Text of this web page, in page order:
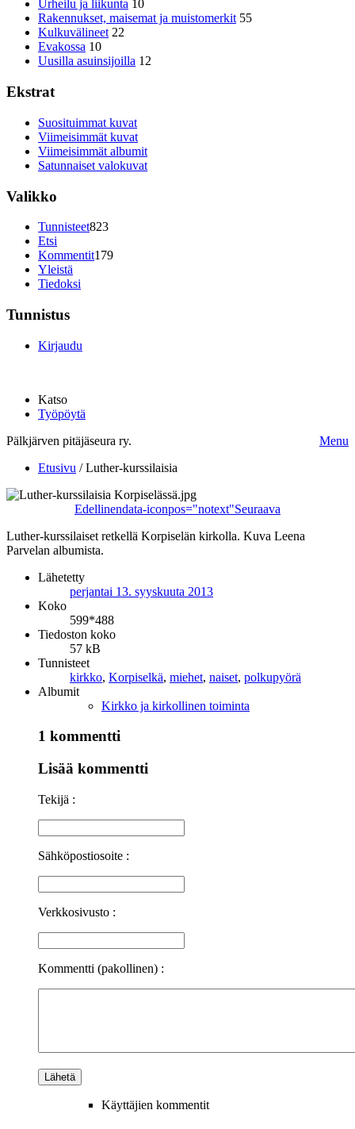
Urheilu ja liikunta 10
Rakennukset, maisemat ja muistomerkit 55
Kulkuvälineet 22
Evakossa 10
Uusilla asuinsijoilla 12
Ekstrat
Suosituimmat kuvat
Viimeisimmät kuvat
Viimeisimmät albumit
Satunnaiset valokuvat
Valikko
Tunnisteet823
Etsi
Kommentit179
Yleistä
Tiedoksi
Tunnistus
Kirjaudu
Katso
Työpöytä
Pälkjärven pitäjäseura ry.
Menu
Etusivu /Luther-kurssilaisia
Edellinendata-iconpos="notext"Seuraava
Luther-kurssilaiset retkellä Korpiselän kirkolla. Kuva Leena
Parvelan albumista.
Lähetetty
perjantai 13. syyskuuta 2013
Koko
599*488
Tiedoston koko
57 kB
Tunnisteet
kirkko, Korpiselkä, miehet, naiset, polkupyörä
Albumit
Kirkko ja kirkollinen toiminta
1 kommentti
Lisää kommentti
Tekijä :
Sähköpostiosoite :
Verkkosivusto :
Kommentti (pakollinen) :
Käyttäjien kommentit